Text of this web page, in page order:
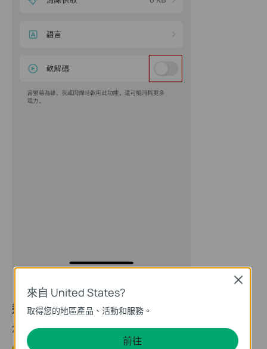
這篇faq是否有用?
您的反饋將幫助我們改善網站
來自 United States?
取得您的地區產品、活動和服務。
前往
Close